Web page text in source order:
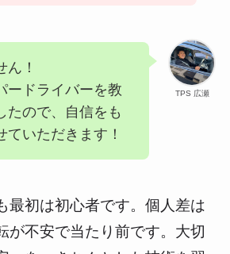
TPS 広瀬
ん！
ードライバーを教
たので、自信をも
ていただきます！
最初は初心者です。個人差は
が不安で当たり前です。大切